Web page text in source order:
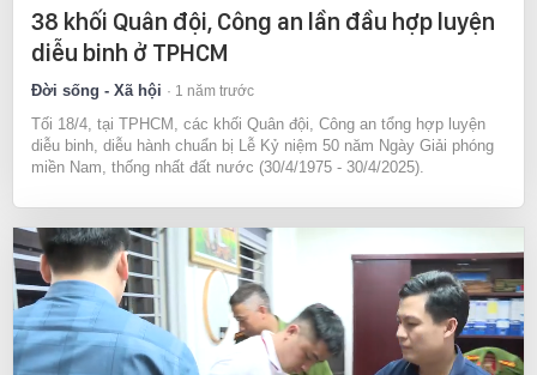
Time
38 khối Quân đội, Công an lần đầu hợp luyện
diễu binh ở TPHCM
Đời sống - Xã hội 1 năm trước
Tối 18/4, tại TPHCM, các khối Quân đội, Công an tổng hợp luyện
diễu binh, diễu hành chuẩn bị Lễ Kỷ niệm 50 năm Ngày Giải phóng
miền Nam, thống nhất đất nước (30/4/1975 - 30/4/2025).